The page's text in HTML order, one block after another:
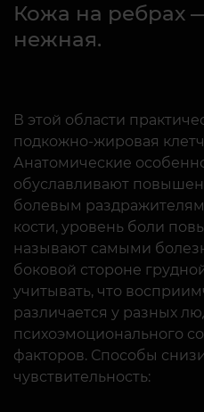
Кожа на ребрах
нежная.
В этой области
подкожно-жировая
Анатомические
обуславливают
болевым
кости, уровень боли
называют самыми
боковой стороне
учитывать, что
различается у разных
психоэмоционального
факторов. Способы
чувствительность: